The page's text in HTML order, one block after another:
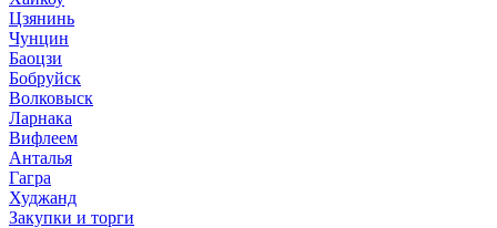
Цзянинь
Чунцин
Баоцзи
Бобруйск
Волковыск
Ларнака
Вифлеем
Анталья
Гагра
Худжанд
Закупки и торги